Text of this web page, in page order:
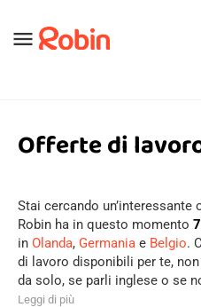
menu
Offerte di
Stai cercando un’interessante
Robin ha in questo momento
in Olanda, Germania e Belgio.
di lavoro disponibili per te,
da solo, se parli inglese o se
Leggi di più